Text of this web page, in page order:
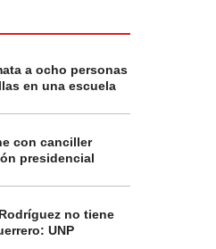
a ocho personas
en una escuela
con canciller
presidencial
no tiene
UNP